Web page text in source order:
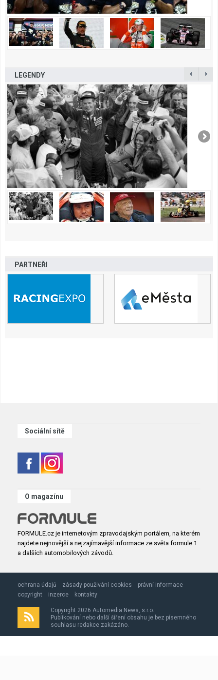
LEGENDY
PARTNEŘI
Sociální sítě
O magazínu
FORMULE.cz je internetovým zpravodajským portálem, na kterém
najdete nejnovější a nejzajímavější informace ze světa formule 1
a dalších automobilových závodů.
ochrana údajů zásady použivání cookies
právní informace
copyright
inzerce kontakty
Copyright 2026 Automedia News, s.r.o.
Publikování nebo další šíření obsahu je bez písemného
souhlasu redakce zakázáno.